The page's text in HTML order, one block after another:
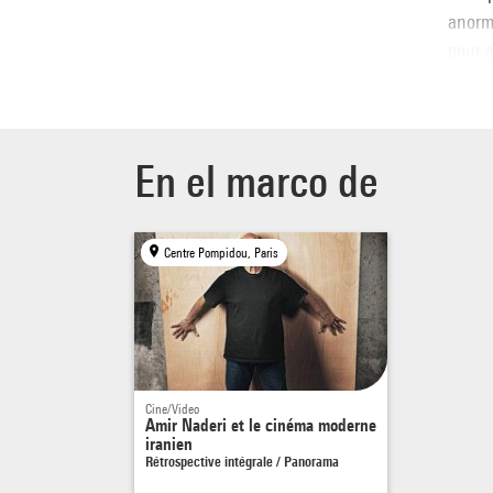
En el marco de
Centre Pompidou, Paris
Cine/Video
Amir Naderi et le cinéma moderne
iranien
Rétrospective intégrale / Panorama